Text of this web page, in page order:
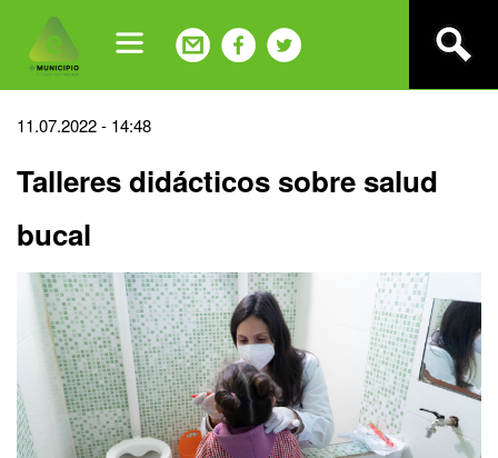
navigation
Back
top
11.07.2022 - 14:48
Talleres didácticos sobre salud
bucal